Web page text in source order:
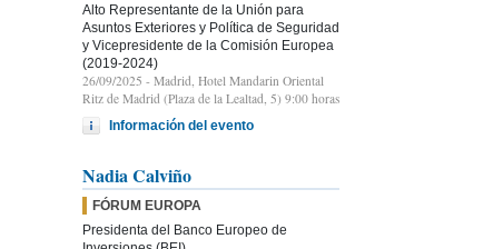
Alto Representante de la Unión para
Asuntos Exteriores y Política de Seguridad
y Vicepresidente de la Comisión Europea
(2019-2024)
26/09/2025 - Madrid, Hotel Mandarin Oriental
Ritz de Madrid (Plaza de la Lealtad, 5) 9:00 horas
Información del evento
Nadia Calviño
FÓRUM EUROPA
Presidenta del Banco Europeo de